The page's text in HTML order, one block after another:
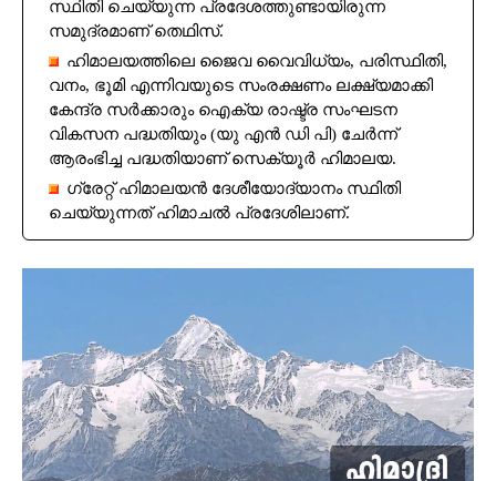
സ്ഥിതി ചെയ്യുന്ന പ്രദേശത്തുണ്ടായിരുന്ന
സമുദ്രമാണ് തെഥിസ്.
ഹിമാലയത്തിലെ ജൈവ വൈവിധ്യം, പരിസ്ഥിതി,
വനം, ഭൂമി എന്നിവയുടെ സംരക്ഷണം ലക്ഷ്യമാക്കി
കേന്ദ്ര സർക്കാരും ഐക്യ രാഷ്ട്ര സംഘടന
വികസന പദ്ധതിയും (യു എൻ ഡി പി) ചേർന്ന്
ആരംഭിച്ച പദ്ധതിയാണ് സെക്യൂർ ഹിമാലയ.
ഗ്രേറ്റ് ഹിമാലയൻ ദേശീയോദ്യാനം സ്ഥിതി
ചെയ്യുന്നത് ഹിമാചൽ പ്രദേശിലാണ്.